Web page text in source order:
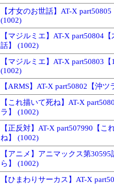
【才女のお世話】AT-X
(1002)
【マジルミエ】AT-X part50804
話】 (1002)
【マジルミエ】AT-X part50803
(1002)
【ARMS】AT-X part50802【沖ツ
【これ描いて死ね】AT-X
ラ】 (1002)
【正反対】AT-X part507990【こ
ね】 (1002)
【アニメ】アニマックス第
ら】 (1002)
【ひまわりサーカス】AT-X